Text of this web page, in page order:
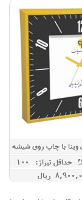
با چاپ روی شیشه
حداقل تيراژ: 100